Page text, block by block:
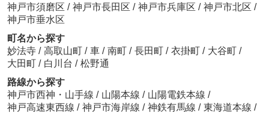
神戸市須磨区 / 神戸市長田区 / 神戸市兵庫区 / 神戸市北区 /
神戸市垂水区
町名から探す
妙法寺 / 高取山町 / 車 / 南町 / 長田町 / 衣掛町 / 大谷町 /
大田町 / 白川台 / 松野通
路線から探す
神戸市西神・山手線 / 山陽本線 / 山陽電鉄本線 /
神戸高速東西線 / 神戸市海岸線 / 神鉄有馬線 / 東海道本線 /